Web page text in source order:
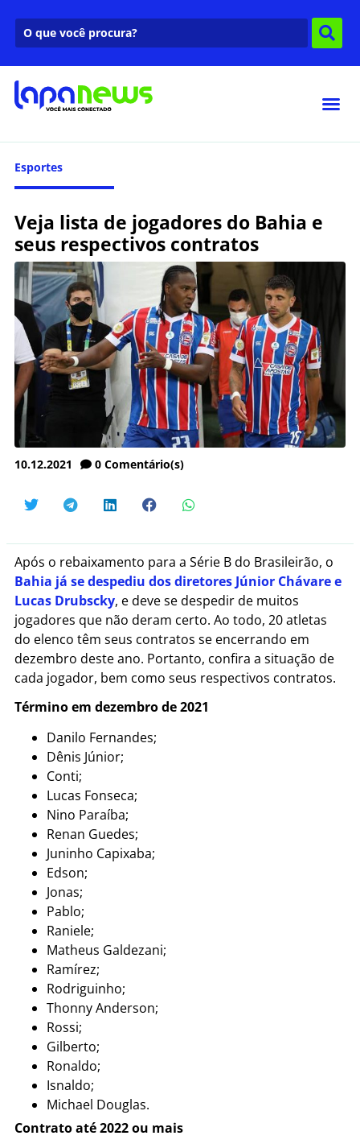
Esportes
Veja lista de jogadores do Bahia e
seus respectivos contratos
10.12.2021 0 Comentário(s)
Após o rebaixamento para a Série B do Brasileirão, o
Bahia já se despediu dos diretores Júnior Chávare e
Lucas Drubscky, e deve se despedir de muitos
jogadores que não deram certo. Ao todo, 20 atletas
do elenco têm seus contratos se encerrando em
dezembro deste ano. Portanto, confira a situação de
cada jogador, bem como seus respectivos contratos.
Término em dezembro de 2021
Danilo Fernandes;
Dênis Júnior;
Conti;
Lucas Fonseca;
Nino Paraíba;
Renan Guedes;
Juninho Capixaba;
Edson;
Jonas;
Pablo;
Raniele;
Matheus Galdezani;
Ramírez;
Rodriguinho;
Thonny Anderson;
Rossi;
Gilberto;
Ronaldo;
Isnaldo;
Michael Douglas.
Contrato até 2022 ou mais